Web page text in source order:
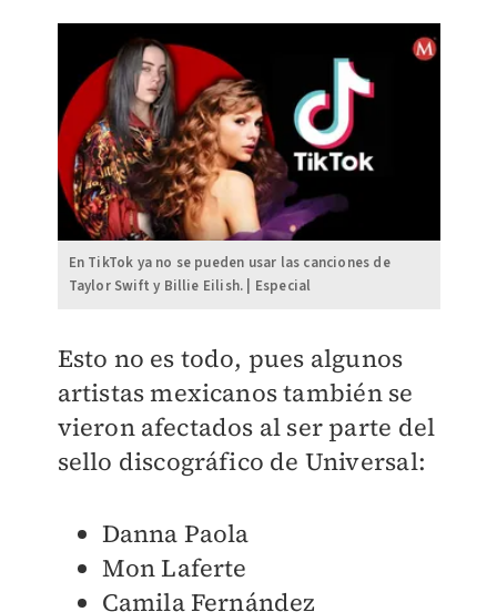
En TikTok ya no se pueden usar las canciones de
Taylor Swift y Billie Eilish. | Especial
Esto no es todo, pues algunos
artistas mexicanos también se
vieron afectados al ser parte del
sello discográfico de Universal:
Danna Paola
Mon Laferte
Camila Fernández